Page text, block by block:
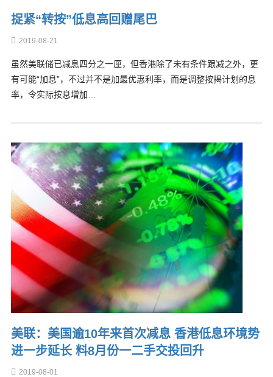
捉紧“转按”低息高回赠尾巴
2019-08-21
虽然美联储已减息四分之一厘，但香港除了未有条件跟减之外，更
有可能“加息”，不过并不是加最优惠利率，而是调整按揭计划的息
率，令实际按息增加…
美联：美国逾10年来首次减息 香港低息环境势
进一步延长 料8月份一二手交投回升
2019-08-01